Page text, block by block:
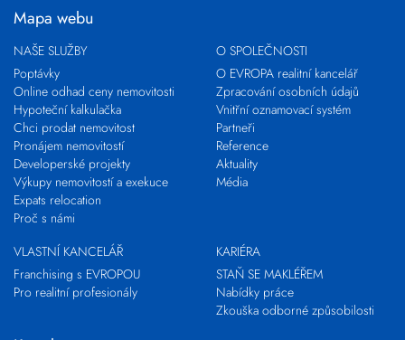
Mapa webu
NAŠE SLUŽBY
Poptávky
Online odhad ceny nemovitosti
Hypoteční kalkulačka
Chci prodat nemovitost
Pronájem nemovitostí
Developerské projekty
Výkupy nemovitostí a exekuce
Expats relocation
Proč s námi
O SPOLEČNOSTI
O EVROPA realitní kancelář
Zpracování osobních údajů
Vnitřní oznamovací systém
Partneři
Reference
Aktuality
Média
VLASTNÍ KANCELÁŘ
Franchising s EVROPOU
Pro realitní profesionály
KARIÉRA
STAŇ SE MAKLÉŘEM
Nabídky práce
Zkouška odborné způsobilosti